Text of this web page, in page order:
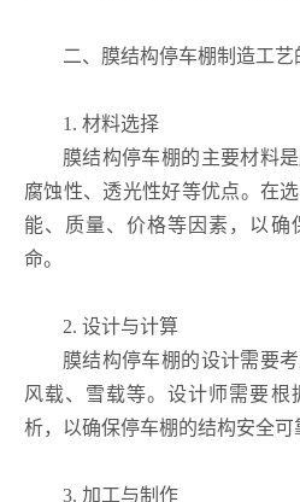
二、膜结构停车棚制造工艺
1. 材料选择
膜结构停车棚的主要材料
腐蚀性、透光性好等优点。在
能、质量、价格等因素，以确
命。
2. 设计与计算
膜结构停车棚的设计需要
风载、雪载等。设计师需要根
析，以确保停车棚的结构安全可
3. 加工与制作